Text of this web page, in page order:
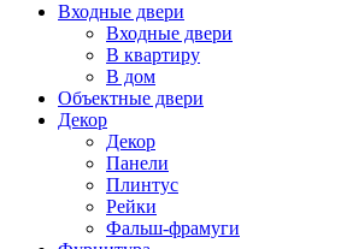
Входные двери
Входные двери
В квартиру
В дом
Объектные двери
Декор
Декор
Панели
Плинтус
Рейки
Фальш-фрамуги